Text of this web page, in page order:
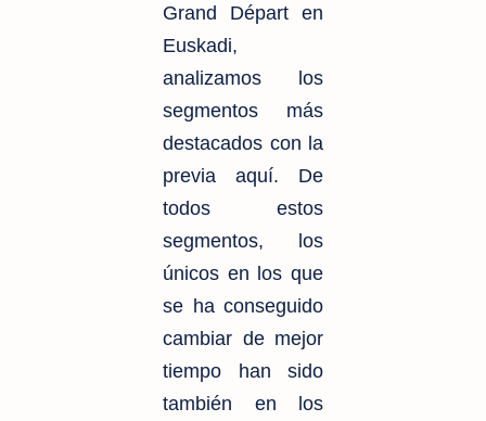
Grand Départ en
Euskadi,
analizamos los
segmentos más
destacados con la
previa aquí. De
todos estos
segmentos, los
únicos en los que
se ha conseguido
cambiar de mejor
tiempo han sido
también en los